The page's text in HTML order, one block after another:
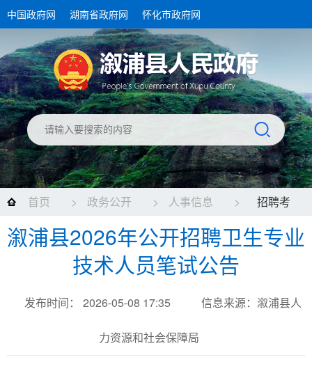
中国政府网 湖南省政府网 怀化市政府网
首页 > 政务公开 > 人事信息 >
招聘考
录
溆浦县2026年公开招聘卫生专业
技术人员笔试公告
发布时间： 2026-05-08 17:35 信息来源：溆浦县人
力资源和社会保障局